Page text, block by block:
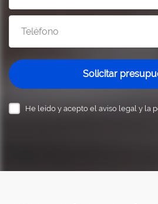
Solicitar
He leído y acepto el aviso legal y la